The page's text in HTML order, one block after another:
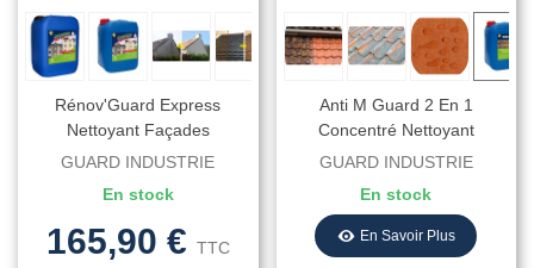
Rénov'Guard Express
Nettoyant Façades
Concentré Surpuissant Tous
GUARD INDUSTRIE
En stock
165,90 € TTC
Anti M Guard 2 En 1
Concentré Nettoyant
Fongicide Hydrofuge
GUARD INDUSTRIE
En stock
En Savoir Plus